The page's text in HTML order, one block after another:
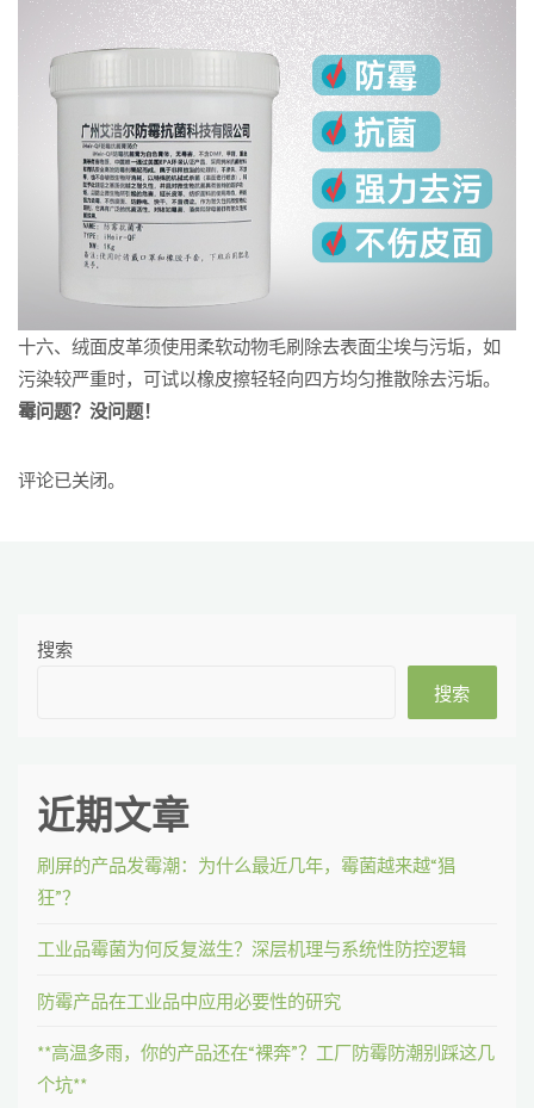
十六、绒面皮革须使用柔软动物毛刷除去表面尘埃与污垢，如
污染较严重时，可试以橡皮擦轻轻向四方均匀推散除去污垢。
霉问题？没问题！
评论已关闭。
搜索
搜索
近期文章
刷屏的产品发霉潮：为什么最近几年，霉菌越来越“猖
狂”？
工业品霉菌为何反复滋生？深层机理与系统性防控逻辑
防霉产品在工业品中应用必要性的研究
**高温多雨，你的产品还在“裸奔”？工厂防霉防潮别踩这几
个坑**